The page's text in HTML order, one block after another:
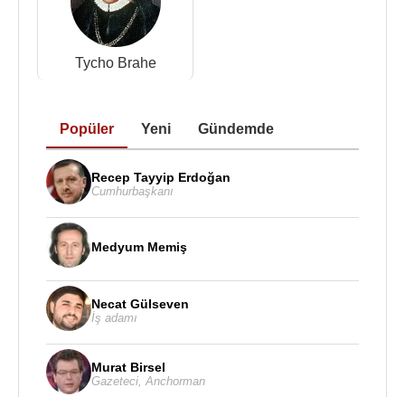
Cassini Bölümü olarak bilinen yeri keşfeden ilk kişi
1670'lerde Fransa'nın topografik haritasını
hem doğal hem de insan yapımı özellikleri gösteren
geniş ölçekli detaylarla karakterize edilen bir harita
türüdür. Projesi oğlu Jacques Cassini tarafından
devam ettirildi ve sonuçta torunu César-François
Cassini de Thury tarafından bitirildi.
Zodyak ışığı olgusunun doğru açıklamasını 1683'te
sundu.Zodyak ışığı, gezegenler arası alanda tozlu
nesnelerin yol açtığı gece gökyüzünde görülen
dağınık bir beyaz ışıma. Bazı kaynaklara göre, onu
Güneş'in etrafında toz parçacıkları olarak açıkladı.
Giovanni Domenico Cassini, 1674 yılında Bir
Tycho Brahe
Popüler Yeni Gündemde
Recep Tayyip Erdoğan
Cumhurbaşkanı
Medyum Memiş
Necat Gülseven
İş adamı
Murat Birsel
Gazeteci Anchorman